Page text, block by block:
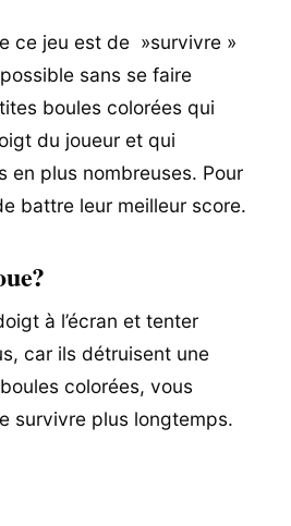
ce jeu est de »survivre »
sans se faire
boules colorées qui
du joueur et qui
en plus nombreuses. Pour
battre leur meilleur score.
à l’écran et tenter
car ils détruisent une
colorées, vous
survivre plus longtemps.